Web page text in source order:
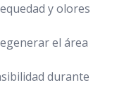
y olores
el área
durante